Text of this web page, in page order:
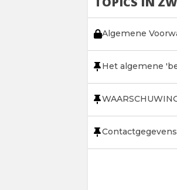
Algemene
Het algemene